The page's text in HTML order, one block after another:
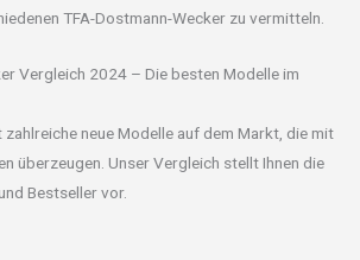
TFA-Dostmann-Wecker zu vermitteln.
Vergleich 2024 – Die besten Modelle im
neue Modelle auf dem Markt, die mit
überzeugen. Unser Vergleich stellt Ihnen die
Bestseller vor.